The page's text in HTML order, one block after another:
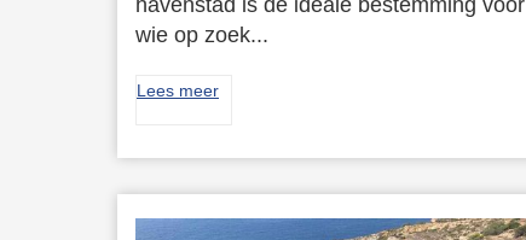
wie op zoek...
Lees meer